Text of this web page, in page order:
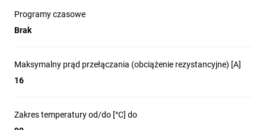
Programy czasowe
Brak
Maksymalny prąd przełączania (obciążenie rezystancyjne) [A]
16
Zakres temperatury od/do [°C] do